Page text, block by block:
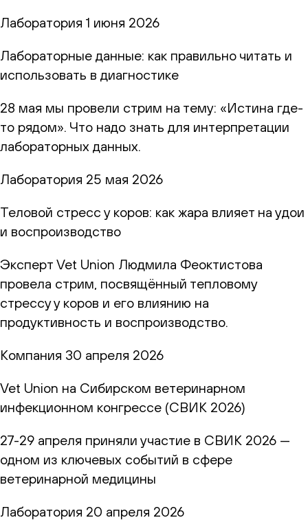
Лаборатория 1 июня 2026
Лабораторные данные: как правильно читать и
использовать в диагностике
28 мая мы провели стрим на тему: «Истина где-
то рядом». Что надо знать для интерпретации
лабораторных данных.
Лаборатория 25 мая 2026
Теловой стресс у коров: как жара влияет на удои
и воспроизводство
Эксперт Vet Union Людмила Феоктистова
провела стрим, посвящённый тепловому
стрессу у коров и его влиянию на
продуктивность и воспроизводство.
Компания 30 апреля 2026
Vet Union на Сибирском ветеринарном
инфекционном конгрессе (СВИК 2026)
27-29 апреля приняли участие в СВИК 2026 —
одном из ключевых событий в сфере
ветеринарной медицины
Лаборатория 20 апреля 2026